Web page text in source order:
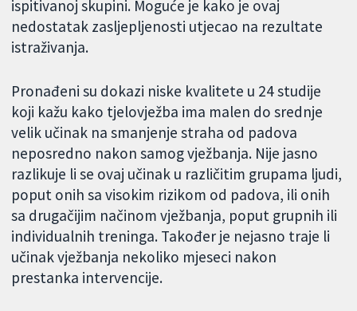
ispitivanoj skupini. Moguće je kako je ovaj
nedostatak zasljepljenosti utjecao na rezultate
istraživanja.
Pronađeni su dokazi niske kvalitete u 24 studije
koji kažu kako tjelovježba ima malen do srednje
velik učinak na smanjenje straha od padova
neposredno nakon samog vježbanja. Nije jasno
razlikuje li se ovaj učinak u različitim grupama ljudi,
poput onih sa visokim rizikom od padova, ili onih
sa drugačijim načinom vježbanja, poput grupnih ili
individualnih treninga. Također je nejasno traje li
učinak vježbanja nekoliko mjeseci nakon
prestanka intervencije.